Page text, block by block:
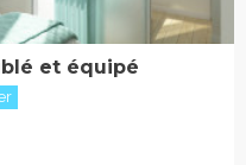
et équipé